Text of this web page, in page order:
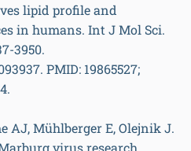
lipid profile and
in humans. Int J Mol Sci.
3950.
PMID: 19865527;
AJ, Mühlberger E, Olejnik J.
virus research.